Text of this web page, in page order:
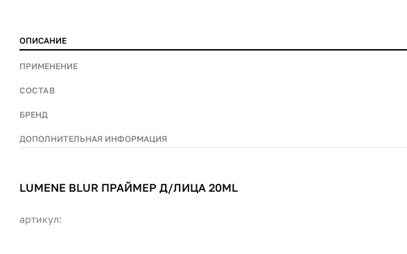
ОПИСАНИЕ
ПРИМЕНЕНИЕ
СОСТАВ
БРЕНД
ДОПОЛНИТЕЛЬНАЯ ИНФОРМАЦИЯ
LUMENE BLUR ПРАЙМЕР Д/ЛИЦА 20ML
артикул: